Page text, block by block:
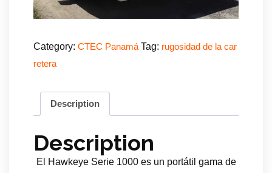
Category: CTEC Panamá Tag: rugosidad de la car
retera
Description
Description
El Hawkeye Serie 1000 es un portátil gama de